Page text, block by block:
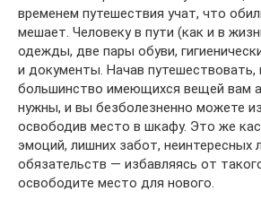
временем путешествия учат, что
мешает. Человеку в пути (как и в
одежды, две пары обуви,
и документы. Начав путешествовать,
большинство имеющихся вещей вам
нужны, и вы безболезненно можете
освободив место в шкафу. Это же
эмоций, лишних забот,
обязательств — избавляясь от
освободите место для нового.